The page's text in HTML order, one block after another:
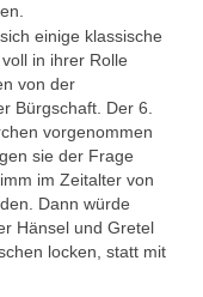
einige klassische
in ihrer Rolle
von der
Bürgschaft. Der 6.
vorgenommen
sie der Frage
im Zeitalter von
Dann würde
Hänsel und Gretel
locken, statt mit